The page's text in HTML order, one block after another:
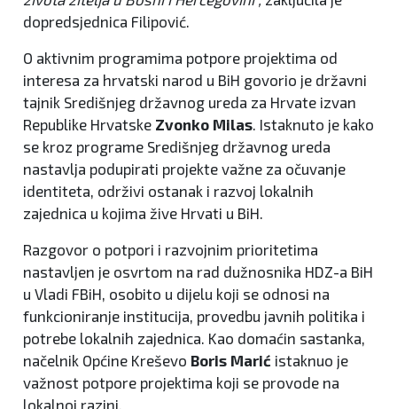
dopredsjednica Filipović.
O aktivnim programima potpore projektima od
interesa za hrvatski narod u BiH govorio je državni
tajnik Središnjeg državnog ureda za Hrvate izvan
Republike Hrvatske Zvonko Milas. Istaknuto je kako
se kroz programe Središnjeg državnog ureda
nastavlja podupirati projekte važne za očuvanje
identiteta, održivi ostanak i razvoj lokalnih
zajednica u kojima žive Hrvati u BiH.
Razgovor o potpori i razvojnim prioritetima
nastavljen je osvrtom na rad dužnosnika HDZ-a BiH
u Vladi FBiH, osobito u dijelu koji se odnosi na
funkcioniranje institucija, provedbu javnih politika i
potrebe lokalnih zajednica. Kao domaćin sastanka,
načelnik Općine Kreševo Boris Marić istaknuo je
važnost potpore projektima koji se provode na
lokalnoj razini.